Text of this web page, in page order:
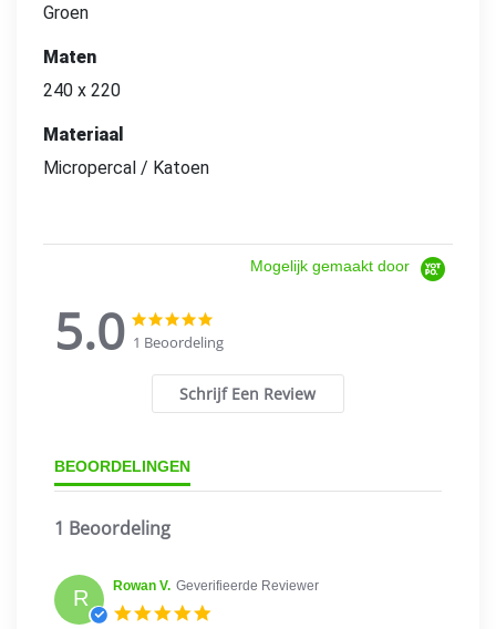
Groen
Maten
240 x 220
Materiaal
Micropercal / Katoen
Mogelijk gemaakt door
5.0
5.0
star
star
rating
1 Beoordeling
Schrijf Een Review
BEOORDELINGEN
1 Beoordeling
R Rowan V. Geverifieerde Reviewer